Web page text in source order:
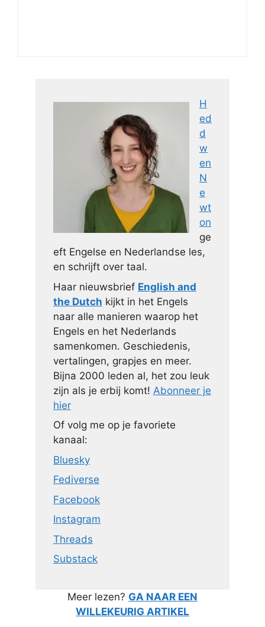
H
ed
d
w
en
N
e
wt
on
ge
eft Engelse en Nederlandse les,
en schrijft over taal.
Haar nieuwsbrief English and
the Dutch kijkt in het Engels
naar alle manieren waarop het
Engels en het Nederlands
samenkomen. Geschiedenis,
vertalingen, grapjes en meer.
Bijna 2000 leden al, het zou leuk
zijn als je erbij komt! Abonneer je
hier
Of volg me op je favoriete
kanaal:
Bluesky
Fediverse
Facebook
Instagram
Threads
Substack
Meer lezen? GA NAAR EEN
WILLEKEURIG ARTIKEL